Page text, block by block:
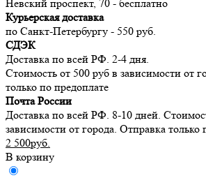
Невский проспект, 70 - бесплатно
Курьерская доставка
по Санкт-Петербургу - 550 руб.
СДЭК
Доставка по всей РФ. 2-4 дня.
Стоимость от 500 руб в зависимости от
только по предоплате
Почта России
Доставка по всей РФ. 8-10 дней.
зависимости от города. Отправка только
2 500руб.
В корзину